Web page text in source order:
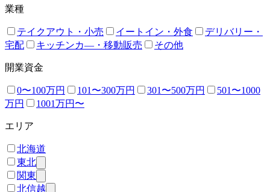
業種
テイクアウト・小売 イートイン・外食
デリバリー・
宅配
キッチンカ―・移動販売 その他
開業資金
0〜100万円 101〜300万円 301〜500万円
501〜1000
万円
1001万円〜
エリア
北海道
東北
関東
北信越